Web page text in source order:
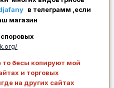
в телеграмм ,если
магазин
то бесы копируют мой
и торговых
на других сайтах